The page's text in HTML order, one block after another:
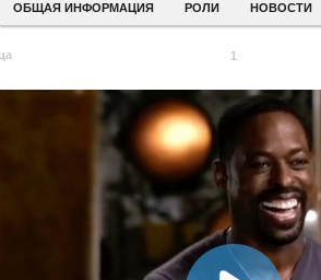
ОБЩАЯ ИНФОРМАЦИЯ РОЛИ НОВОСТИ
1